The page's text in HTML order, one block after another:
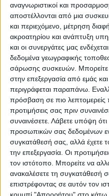
αναγνωριστικοί και
αποστέλλονται από μια
και περιεχόμενο, μέτρηση
ακροατηρίου και ανάπτυξη
και οι συνεργάτες μας
δεδομένα γεωγραφικής
σάρωσης συσκευών. Μπορείτε
στην επεξεργασία από εμάς
περιγράφεται παραπάνω.
πρόσβαση σε πιο λεπτομερείς
προτιμήσεις σας πριν
συναινέσετε. Λάβετε υπόψη ότι
προσωπικών σας δεδομένων
συγκατάθεσή σας, αλλά έχετε
την επεξεργασία. Οι
τον ιστότοπο. Μπορείτε να
ανακαλέσετε τη συγκατάθεσή
επιστρέφοντας σε αυτόν τον
Επίσης σύμφωνα με